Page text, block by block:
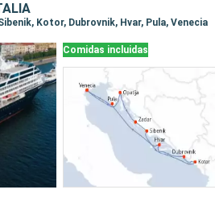
Kotor, Dubrovnik, Hvar, Pula, Venecia
Comidas incluidas